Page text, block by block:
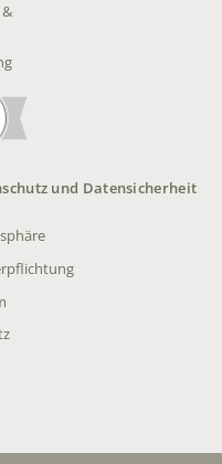
und Datensicherheit